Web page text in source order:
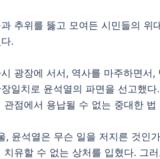
추위를 뚫고 모여든 시민들의
.
광장에 서서, 역사를 마주하면
일치로 윤석열의 파면을 선고했
관점에서 용납될 수 없는 중대한
, 윤석열은 무슨 일을 저지른 것인
치유할 수 없는 상처를 입혔다. 그